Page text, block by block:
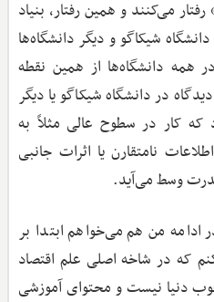
می‌کنند و همین رفتار، بنیاد
شیکاگو و دیگر دانشگاه‌ها
همه دانشگاه‌ها از همین نقطه
در دانشگاه شیکاگو یا دیگر
که کار در سطوح عالی مثلاً به
نامتقارن یا اثرات جانبی
وسط می‌آید.
ادامه من هم می‌خواهم ابتدا بر
که در شاخه اصلی علم اقتصاد
دنیا نیست و محتوای آموزشی